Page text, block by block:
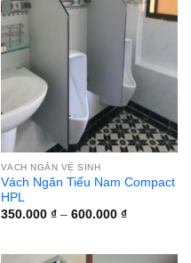
VÁCH NGĂN VỆ SINH
Vách Ngăn Tiểu Nam Compact
HPL
350.000 ₫ – 600.000 ₫Khoảng